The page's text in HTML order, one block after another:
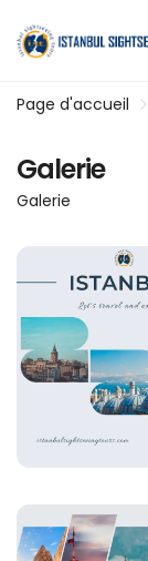
Page d'accueil
Galerie
Galerie